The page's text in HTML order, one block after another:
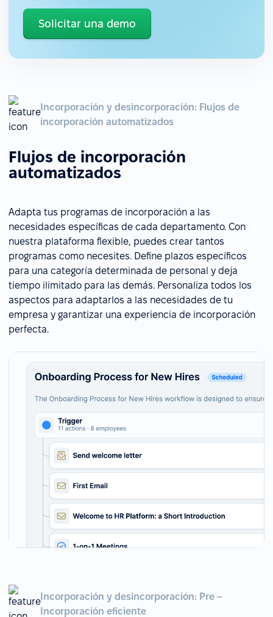
Solicitar una demo
Incorporación y desincorporación: Flujos de
incorporación automatizados
Flujos de incorporación
automatizados
Adapta tus programas de incorporación a las
necesidades específicas de cada departamento. Con
nuestra plataforma flexible, puedes crear tantos
programas como necesites. Define plazos específicos
para una categoría determinada de personal y deja
tiempo ilimitado para las demás. Personaliza todos los
aspectos para adaptarlos a las necesidades de tu
empresa y garantizar una experiencia de incorporación
perfecta.
Incorporación y desincorporación: Pre –
Incorporación eficiente